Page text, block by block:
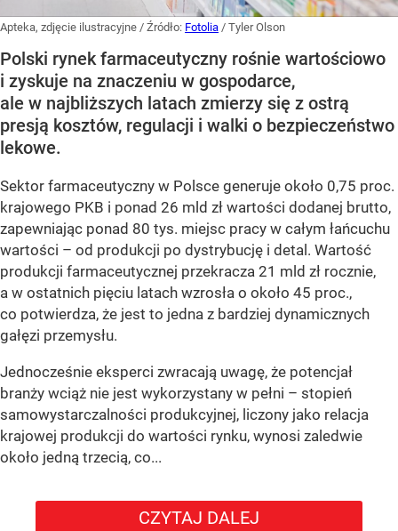
Apteka, zdjęcie ilustracyjne / Źródło: Fotolia / Tyler Olson
Polski rynek farmaceutyczny rośnie wartościowo
i zyskuje na znaczeniu w gospodarce,
ale w najbliższych latach zmierzy się z ostrą
presją kosztów, regulacji i walki o bezpieczeństwo
lekowe.
Sektor farmaceutyczny w Polsce generuje około 0,75 proc.
krajowego PKB i ponad 26 mld zł wartości dodanej brutto,
zapewniając ponad 80 tys. miejsc pracy w całym łańcuchu
wartości – od produkcji po dystrybucję i detal. Wartość
produkcji farmaceutycznej przekracza 21 mld zł rocznie,
a w ostatnich pięciu latach wzrosła o około 45 proc.,
co potwierdza, że jest to jedna z bardziej dynamicznych
gałęzi przemysłu.
Jednocześnie eksperci zwracają uwagę, że potencjał
branży wciąż nie jest wykorzystany w pełni – stopień
samowystarczalności produkcyjnej, liczony jako relacja
krajowej produkcji do wartości rynku, wynosi zaledwie
około jedną trzecią, co...
CZYTAJ DALEJ